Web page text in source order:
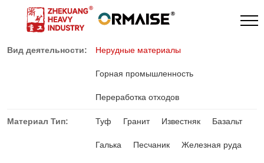
Вид деятельности: Нерудные материалы
Горная промышленность
Переработка отходов
Материал Тип: Туф Гранит Известняк Базальт
Галька Песчаник Железная руда